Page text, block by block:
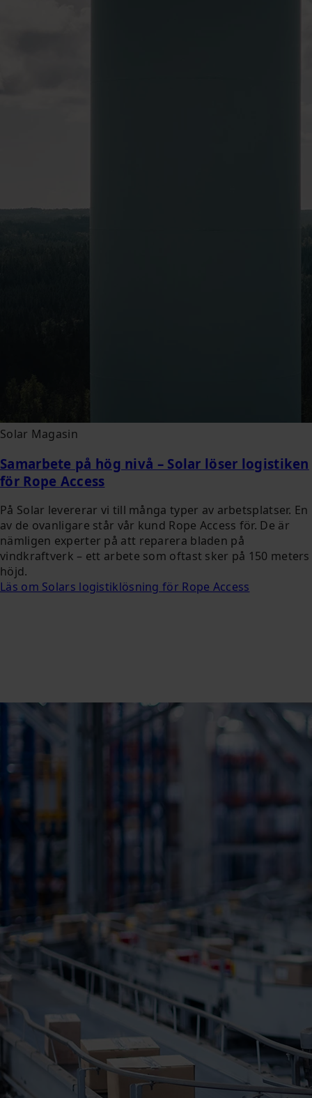
Solar Magasin
Samarbete på hög nivå – Solar löser logistiken
för Rope Access
På Solar levererar vi till många typer av arbetsplatser. En
av de ovanligare står vår kund Rope Access för. De är
nämligen experter på att reparera bladen på
vindkraftverk – ett arbete som oftast sker på 150 meters
höjd.
Läs om Solars logistiklösning för Rope Access